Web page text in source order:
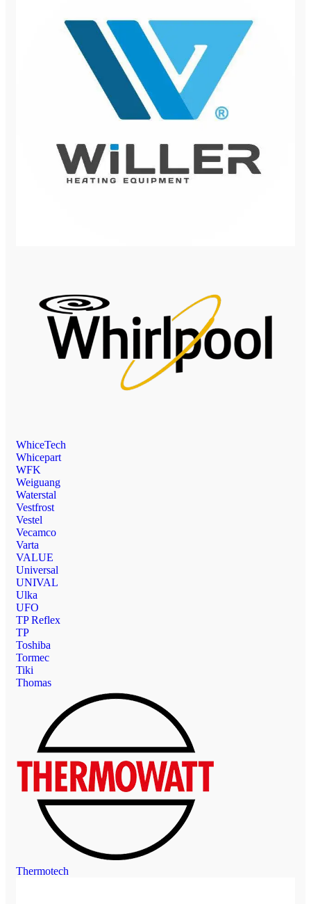
WhiceTech
Whicepart
WFK
Weiguang
Waterstal
Vestfrost
Vestel
Vecamco
Varta
VALUE
Universal
UNIVAL
Ulka
UFO
TP Reflex
TP
Toshiba
Tormec
Tiki
Thomas
Thermotech